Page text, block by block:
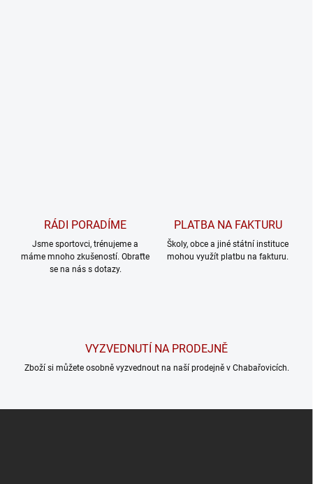
RÁDI PORADÍME
Jsme sportovci, trénujeme a
máme mnoho zkušeností. Obraťte
se na nás s dotazy.
PLATBA NA FAKTURU
Školy, obce a jiné státní instituce
mohou využít platbu na fakturu.
VYZVEDNUTÍ NA PRODEJNĚ
Zboží si můžete osobně vyzvednout na naší prodejně v Chabařovicích.